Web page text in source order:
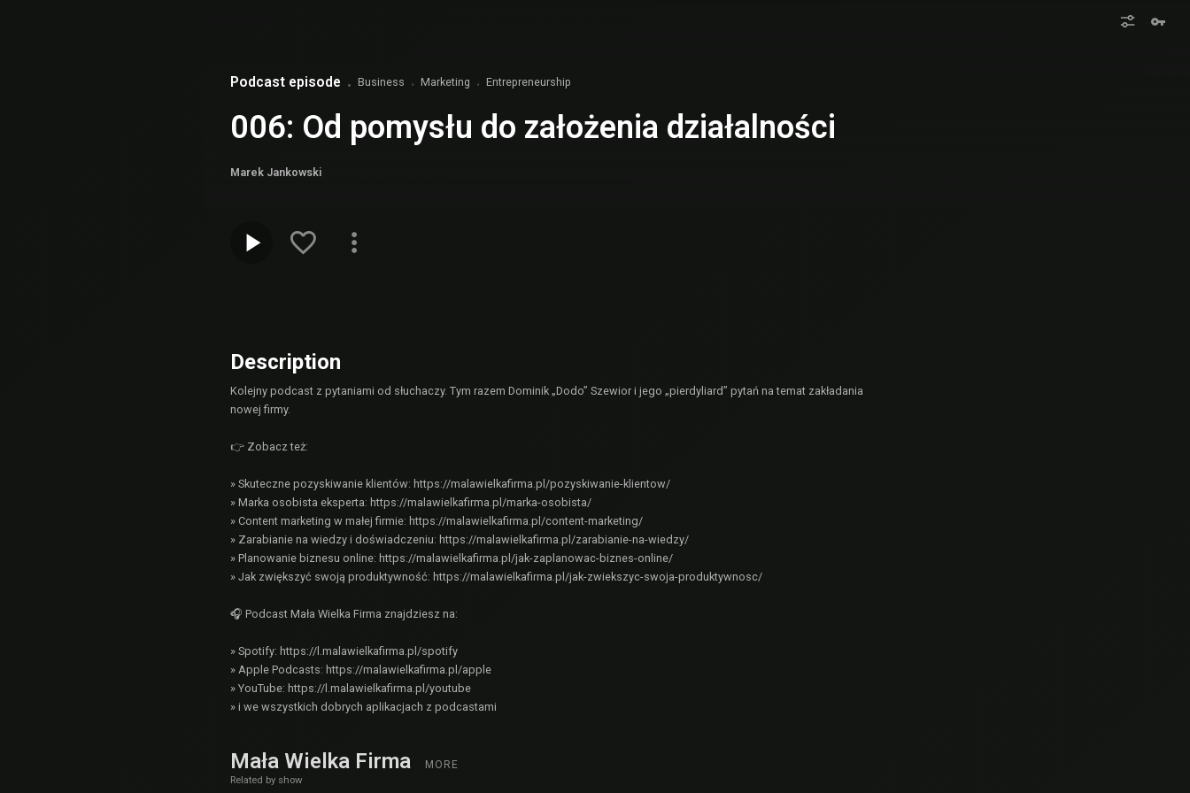
Podcast episode Business Marketing Entrepreneurship
006: Od pomysłu do założenia działalności
Marek Jankowski
Description
Kolejny podcast z pytaniami od słuchaczy. Tym razem Dominik „Dodo” Szewior i jego „pierdyliard” pytań na temat zakładania
nowej firmy.
👉 Zobacz też:
» Skuteczne pozyskiwanie klientów: https://malawielkafirma.pl/pozyskiwanie-klientow/
» Marka osobista eksperta: https://malawielkafirma.pl/marka-osobista/
» Content marketing w małej firmie: https://malawielkafirma.pl/content-marketing/
» Zarabianie na wiedzy i doświadczeniu: https://malawielkafirma.pl/zarabianie-na-wiedzy/
» Planowanie biznesu online: https://malawielkafirma.pl/jak-zaplanowac-biznes-online/
» Jak zwiększyć swoją produktywność: https://malawielkafirma.pl/jak-zwiekszyc-swoja-produktywnosc/
🎧 Podcast Mała Wielka Firma znajdziesz na:
» Spotify: https://l.malawielkafirma.pl/spotify
» Apple Podcasts: https://malawielkafirma.pl/apple
» YouTube: https://l.malawielkafirma.pl/youtube
» i we wszystkich dobrych aplikacjach z podcastami
Mała Wielka Firma
MORE
Related by show